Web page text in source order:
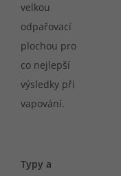
velkou
odpařovací
plochou pro
co nejlepší
výsledky při
vapování.
Typy a